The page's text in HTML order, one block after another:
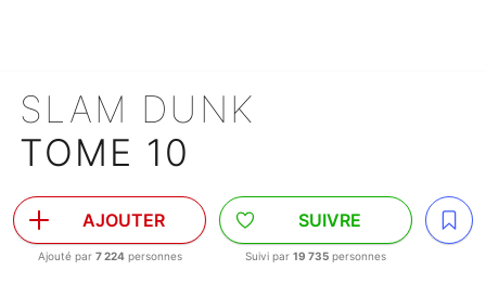
SLAM DUNK
TOME 10
AJOUTER
Ajouté par 7 224personnes
SUIVRE
Suivi par 19 735 personnes